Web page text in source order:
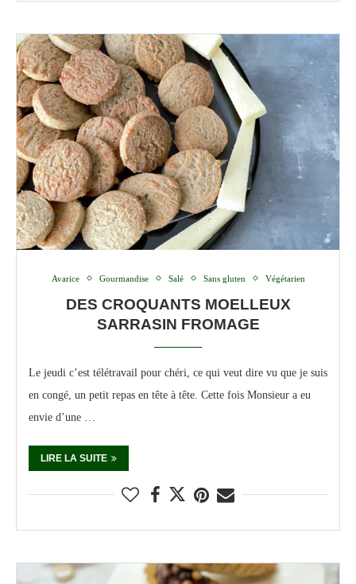
Avarice Gourmandise Salé Sans gluten Végétarien
DES CROQUANTS MOELLEUX
SARRASIN FROMAGE
Le jeudi c’est télétravail pour chéri, ce qui veut dire vu que je suis
en congé, un petit repas en tête à tête. Cette fois Monsieur a eu
envie d’une …
LIRE LA SUITE